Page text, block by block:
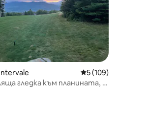
5, 393 отзива Средна оценка: 5
5 (109)
гледка към планината, в